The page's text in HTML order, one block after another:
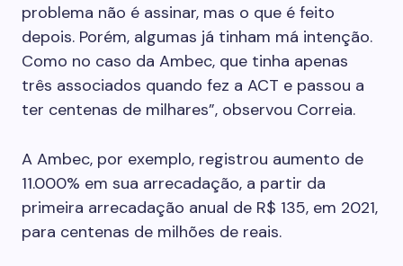
problema não é assinar, mas o que é feito
depois. Porém, algumas já tinham má intenção.
Como no caso da Ambec, que tinha apenas
três associados quando fez a ACT e passou a
ter centenas de milhares”, observou Correia.
A Ambec, por exemplo, registrou aumento de
11.000% em sua arrecadação, a partir da
primeira arrecadação anual de R$ 135, em 2021,
para centenas de milhões de reais.